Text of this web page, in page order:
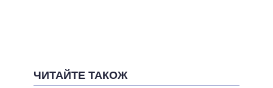
ЧИТАЙТЕ ТАКОЖ